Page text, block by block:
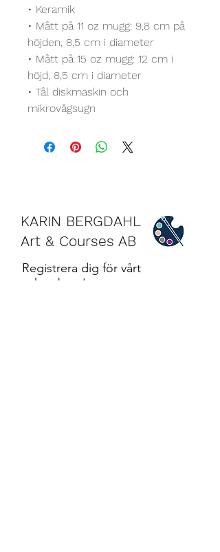
• Keramik
• Mått på 11 oz mugg: 9,8 cm på
höjden, 8,5 cm i diameter
• Mått på 15 oz mugg: 12 cm i
höjd, 8,5 cm i diameter
• Tål diskmaskin och
mikrovågsugn
KARIN BERGDAHL
Art & Courses AB
Registrera dig för vårt
nyhetsbrev!